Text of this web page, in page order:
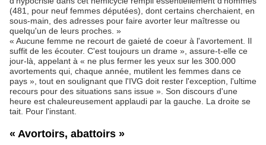
(481, pour neuf femmes députées), dont certains cherchaient, en
sous-main, des adresses pour faire avorter leur maîtresse ou
quelqu'un de leurs proches. »
« Aucune femme ne recourt de gaieté de coeur à l'avortement. Il
suffit de les écouter. C'est toujours un drame », assure-t-elle ce
jour-là, appelant à « ne plus fermer les yeux sur les 300.000
avortements qui, chaque année, mutilent les femmes dans ce
pays », tout en soulignant que l'IVG doit rester l'exception, l'ultime
recours pour des situations sans issue ». Son discours d'une
heure est chaleureusement applaudi par la gauche. La droite se
tait. Pour l'instant.
« Avortoirs, abattoirs »